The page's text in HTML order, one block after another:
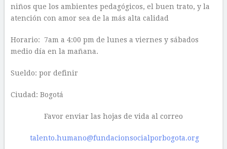
niños que los ambientes pedagógicos, el buen trato, y la
atención con amor sea de la más alta calidad
Horario: 7am a 4:00 pm de lunes a viernes y sábados
medio día en la mañana.
Sueldo: por definir
Ciudad: Bogotá
Favor enviar las hojas de vida al correo
talento.humano@fundacionsocialporbogota.org